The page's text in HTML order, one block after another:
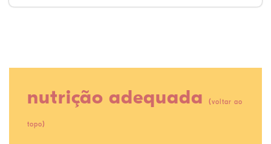
nutrição adequada (voltar ao
topo)